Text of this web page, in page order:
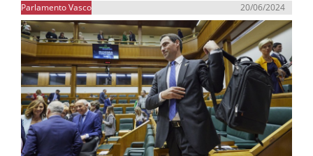
Parlamento Vasco 20/06/2024